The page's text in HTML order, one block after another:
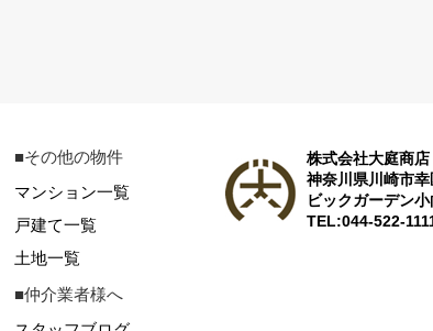
■その他の物件
マンション一覧
戸建て一覧
土地一覧
■仲介業者様へ
株式会社大庭商店
神奈川県川崎市
ビックガーデン
TEL:044-522-